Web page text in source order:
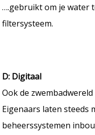
….gebruikt om je water
filtersysteem.
D: Digitaal
Ook de
Eigenaars laten steeds
beheerssystemen